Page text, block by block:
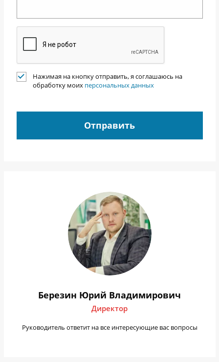
Нажимая на кнопку отправить, я соглашаюсь на
обработку моих персональных данных
Отправить
Березин Юрий Владимирович
Директор
Руководитель ответит на все интересующие вас вопросы